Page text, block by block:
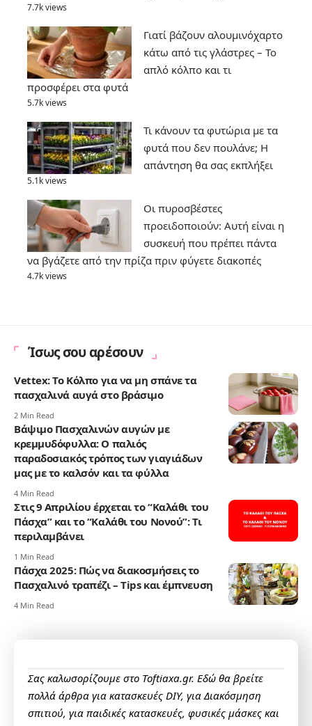
7.7k views
Γιατί βάζουν αλουμινόχαρτο
κάτω από τις γλάστρες – Το
απλό κόλπο και τι
προσφέρει στα φυτά
5.7k views
Τι κάνουν τα φυτώρια με τα
φυτά που δεν πουλάνε; Η
απάντηση θα σας εκπλήξει
5.1k views
Οι πυροσβέστες
προειδοποιούν: Αυτή είναι η
συσκευή που πρέπει πάντα
να βγάζετε από την πρίζα πριν φύγετε διακοπές
4.7k views
Ίσως σου αρέσουν
Vettex: Το Κόλπο για να μη σπάνε τα
πασχαλινά αυγά στο βράσιμο
2 Min Read
Βάψιμο Πασχαλινών αυγών με
κρεμμυδόφυλλα: Ο παλιός
παραδοσιακός τρόπος των γιαγιάδων
μας με το καλσόν και τα φύλλα
4 Min Read
Στις 9 Απριλίου έρχεται το “Καλάθι του
Πάσχα” και το “Καλάθι του Νονού”: Τι
περιλαμβάνει
1 Min Read
Πάσχα 2025: Πώς να διακοσμήσεις το
Πασχαλινό τραπέζι – Tips και έμπνευση
4 Min Read
Σας καλωσορίζουμε στο Toftiaxa.gr. Εδώ θα βρείτε
πολλά άρθρα για κατασκευές DIY, για Διακόσμηση
σπιτιού, για παιδικές κατασκευές, φυσικές μάσκες και